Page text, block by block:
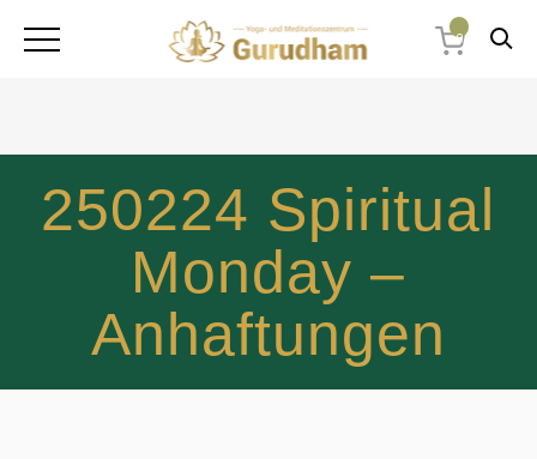
0
250224 Spiritual
Monday –
Anhaftungen